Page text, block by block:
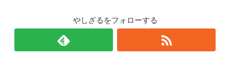
やしざるをフォローする